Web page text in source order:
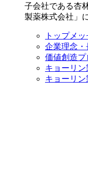
子会社である杏
製薬株式会社」
トップメ
企業理念
価値創造プ
キョーリ
キョーリ